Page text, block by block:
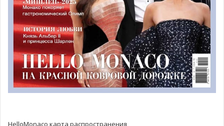
кровоизлияние в глаз. В виду сложившихся
обстоятельств, судьи турнира решили присудить
победу пострадавшему спортсмену. Шотландский
боксер не смог продолжить участие в турнире, а Уго
Микаллефу, несмотря на отличную физическую форму и
боевой дух, пришлось покинуть соревнование из-за
случившегося недоразумения.
HelloMonaco карта распространения